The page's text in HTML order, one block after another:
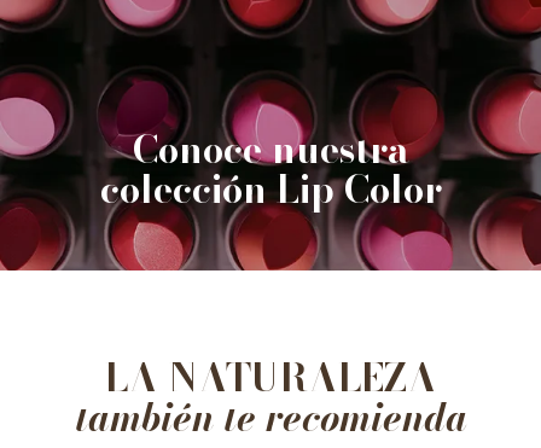
Conoce nuestra
colección Lip Color
LA NATURALEZA
también te recomienda